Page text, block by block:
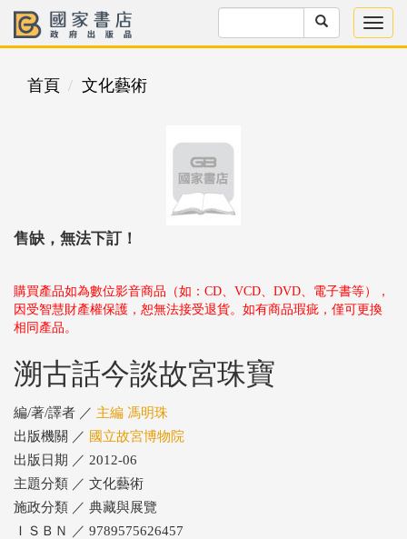
首頁 文化藝術
售缺，無法下訂！
購買產品如為數位影音商品（如：CD、VCD、DVD、電子書等），
因受智慧財產權保護，恕無法接受退貨。如有商品瑕疵，僅可更換
相同產品。
溯古話今談故宮珠寶
編/著/譯者 ／ 主編 馮明珠
出版機關 ／ 國立故宮博物院
出版日期 ／ 2012-06
主題分類 ／ 文化藝術
施政分類 ／ 典藏與展覽
ＩＳＢＮ ／ 9789575626457